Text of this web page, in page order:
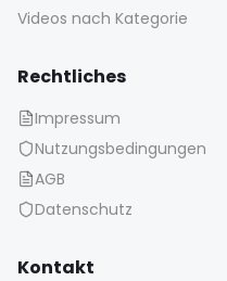
Videos nach Kategorie
Rechtliches
Impressum
Nutzungsbedingungen
AGB
Datenschutz
Kontakt